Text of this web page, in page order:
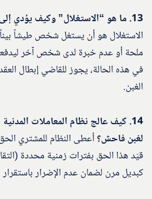
13. ما هو “الاستغلال” وكيف يؤدي إلى إبطال العقد للغبن؟
الاستغلال هو أن يستغل شخص طيشاً
ملحة أو عدم خبرة لدى شخص آخر
في هذه الحالة، يجوز للقاضي إبطال
الغبن.
14. كيف عالج نظام المعاملات
لغبن فاحش؟أعطى النظام للمشتري
قيّد هذا الحق بفترات زمنية محددة
كبديل مرن لضمان عدم الإضرار